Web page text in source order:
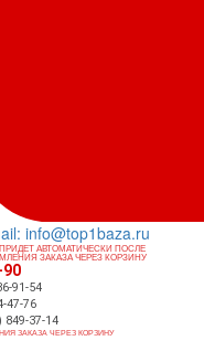
info@top1baza.ru
АВТОМАТИЧЕСКИ ПОСЛЕ
ЗАКАЗА ЧЕРЕЗ КОРЗИНУ
91-54
47-76
849-37-14
ЗАКАЗА ЧЕРЕЗ КОРЗИНУ